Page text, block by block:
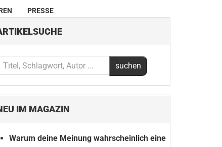
PRESSE
IM MAGAZIN
Warum deine Meinung wahrscheinlich eine